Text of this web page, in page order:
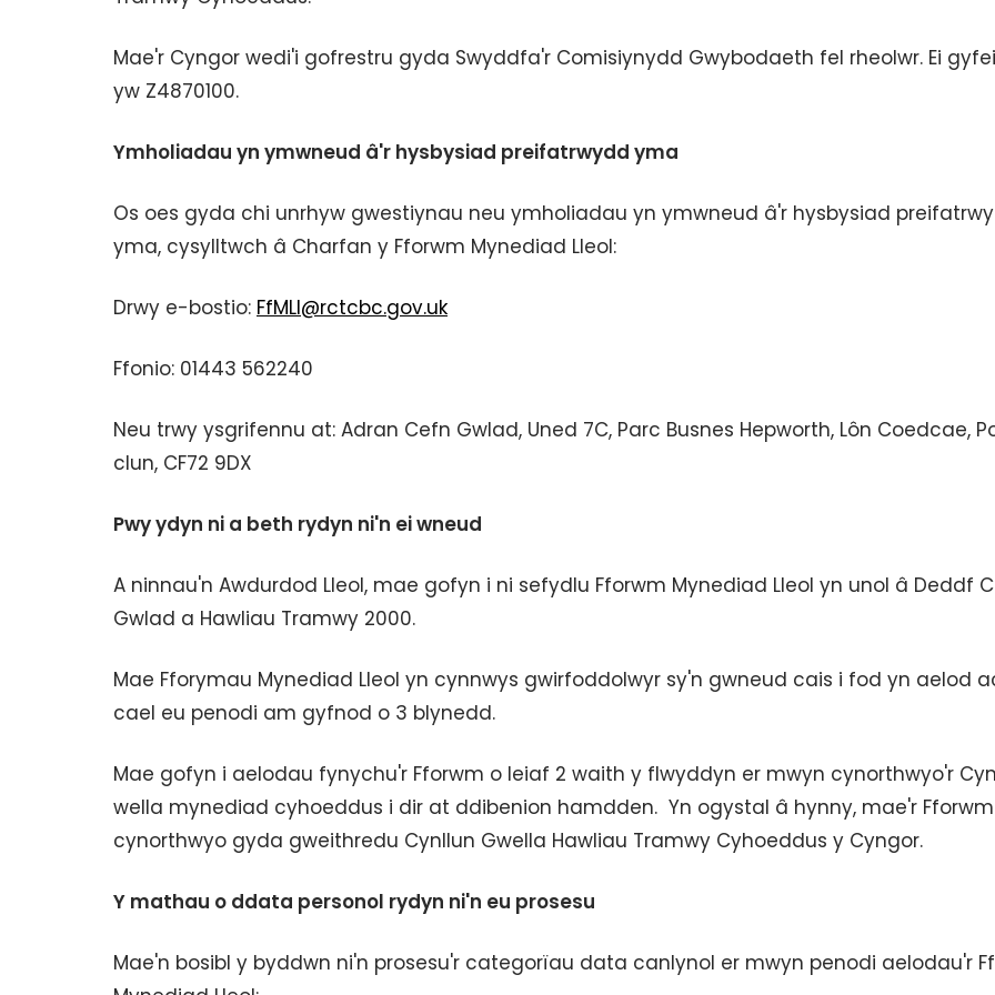
Mae'r Cyngor wedi'i gofrestru gyda Swyddfa'r Comisiynydd Gwybodaeth fel rheolwr. Ei
yw Z4870100.
Ymholiadau yn ymwneud â'r hysbysiad preifatrwydd yma
Os oes gyda chi unrhyw gwestiynau neu ymholiadau yn ymwneud â'r hysbysiad
yma, cysylltwch â Charfan y Fforwm Mynediad Lleol:
Drwy e-bostio: FfMLl@rctcbc.gov.uk
Ffonio: 01443 562240
Neu trwy ysgrifennu at: Adran Cefn Gwlad, Uned 7C, Parc Busnes Hepworth, Lôn Coedcae,
clun, CF72 9DX
Pwy ydyn ni a beth rydyn ni'n ei wneud
A ninnau'n Awdurdod Lleol, mae gofyn i ni sefydlu Fforwm Mynediad Lleol yn unol â Deddf
Gwlad a Hawliau Tramwy 2000.
Mae Fforymau Mynediad Lleol yn cynnwys gwirfoddolwyr sy'n gwneud cais i fod yn aelod
cael eu penodi am gyfnod o 3 blynedd.
Mae gofyn i aelodau fynychu'r Fforwm o leiaf 2 waith y flwyddyn er mwyn cynorthwyo'r
wella mynediad cyhoeddus i dir at ddibenion hamdden. Yn ogystal â hynny, mae'r
cynorthwyo gyda gweithredu Cynllun Gwella Hawliau Tramwy Cyhoeddus y Cyngor.
Y mathau o ddata personol rydyn ni'n eu prosesu
Mae'n bosibl y byddwn ni'n prosesu'r categorïau data canlynol er mwyn penodi aelodau'r